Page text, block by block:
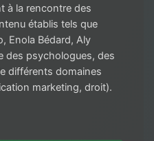
à la rencontre des
établis tels que
Enola Bédard, Aly
des psychologues, des
différents domaines
marketing, droit).